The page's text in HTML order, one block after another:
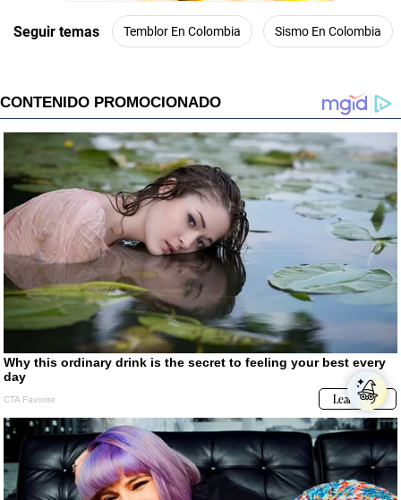
Seguir temas Temblor En Colombia Sismo En Colombia